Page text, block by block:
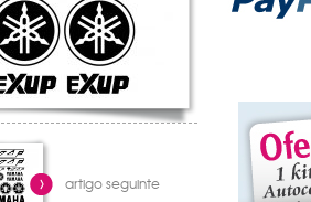
artigo seguinte